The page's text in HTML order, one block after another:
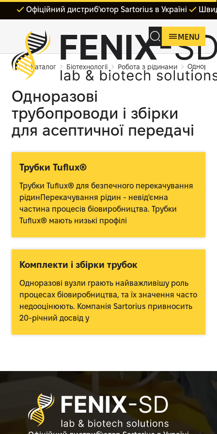
Офіційний дистриб'ютор Sartorius в Україні
MENU
Каталог Біотехнології Робота з рідинами
Одноразові
трубопроводи і збірки
для асептичної передачі
Трубки Tuflux®
Трубки Tuflux® для безпечного перекачування
рідинПерекачування рідин - невід'ємна
частина процесів біовиробництва. Трубки
Tuflux® мають низькі профілі
Комплекти і збірки трубок
Одноразові вузли грають найважливішу роль
процесах біовиробництва, та їх значення часто
недооцінюють. Компанія Sartorius привносить
20-річний досвід у